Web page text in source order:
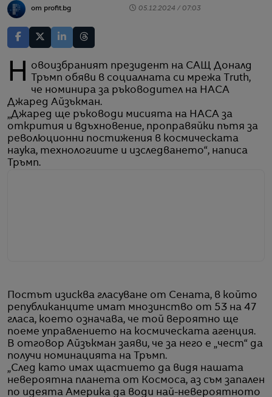
от profit.bg 05.12.2024 / 07:03
Новоизбраният президент на САЩ Доналд
Тръмп обяви в социалната си мрежа Truth,
че номинира за ръководител на НАСА
Джаред Айзъкман.
„Джаред ще ръководи мисията на НАСА за
открития и вдъхновение, проправяйки пътя за
революционни постижения в космическата
наука, технологиите и изследването“, написа
Тръмп.
Постът изисква гласуване от Сената, в който
републиканците имат мнозинство от 53 на 47
гласа, което означава, че той вероятно ще
поеме управлението на космическата агенция.
В отговор Айзъкман заяви, че за него е „чест“ да
получи номинацията на Тръмп.
„След като имах щастието да видя нашата
невероятна планета от Космоса, аз съм запален
по идеята Америка да води най-невероятното